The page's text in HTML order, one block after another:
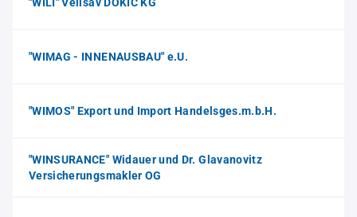
"WIMAG - INNENAUSBAU" e.U.
"WIMOS" Export und Import Handelsges.m.b.H.
"WINSURANCE" Widauer und Dr. Glavanovitz
Versicherungsmakler OG